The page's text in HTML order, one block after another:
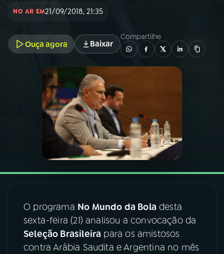
03PROGRAMAÇÃO
04PROGRAMAS
PODCASTS
VIDEOCASTS
ÚLTIMAS
ACOMPANHE A RÁDIO NACIONAL
YouTube Facebook
NO AR EM21/09/2018, 21:35
Ouça agora Baixar
Compartilhe
O programa No Mundo da Bola desta
sexta-feira (21) analisou a convocação da
Seleção Brasileira para os amistosos
contra Arábia Saudita e Argentina no mês